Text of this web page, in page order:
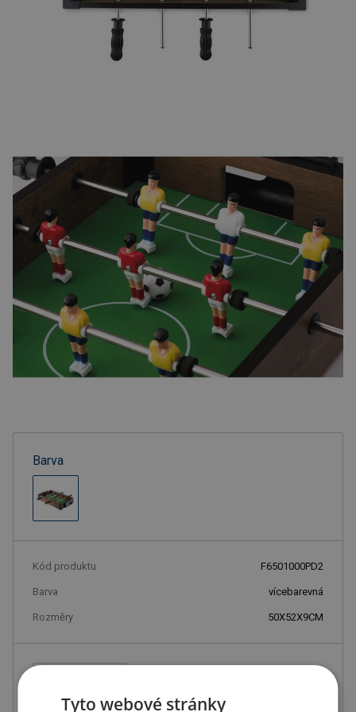
Barva
Kód produktu F6501000PD2
Barva vícebarevná
Rozměry 50X52X9CM
Tyto webové stránky